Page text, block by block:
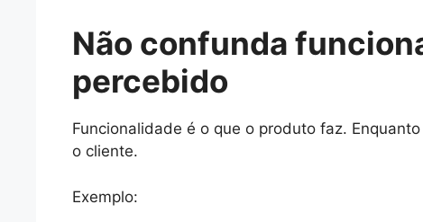
Não confunda
percebido
Funcionalidade é o que o produto faz.
o cliente.
Exemplo: